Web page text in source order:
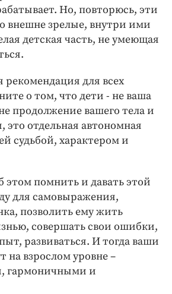
Но, повторюсь, эти
внешне зрелые, внутри ими
детская часть, не умеющая
рекомендация для всех
о том, что дети - не ваша
продолжение вашего тела и
это отдельная автономная
судьбой, характером и
этом помнить и давать этой
для самовыражения,
позволить ему жить
совершать свои ошибки,
развиваться. И тогда ваши
на взрослом уровне –
гармоничными и